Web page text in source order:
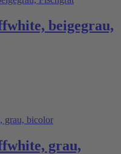
beigegrau,
grau,